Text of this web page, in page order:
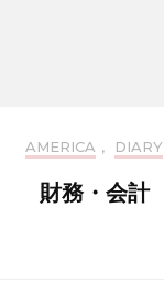
AMERICA , DIARY
財務・会計